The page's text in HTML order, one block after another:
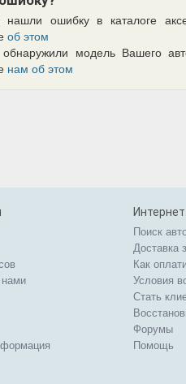
ошибку в каталоге
об этом
модель Вашего
нам об этом
нами
Поиск
Доставка
Как
Условия
Стать
Форумы
Помощь